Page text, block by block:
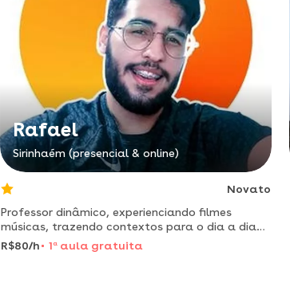
Rafael
Sirinhaém (presencial & online)
Novato
Professor dinâmico, experienciando filmes
músicas, trazendo contextos para o dia a dia
para desenvolver o seu inglês da melhor forma!
R$80/h 1 a aula gratuita